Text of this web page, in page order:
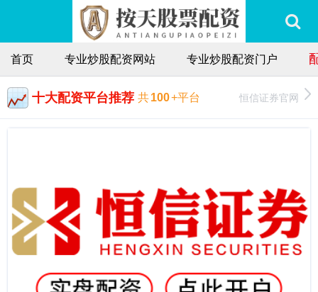
首页 专业炒股配资网站 专业炒股配资门户
十大配资平台推荐 共100+平台 恒信证券官网